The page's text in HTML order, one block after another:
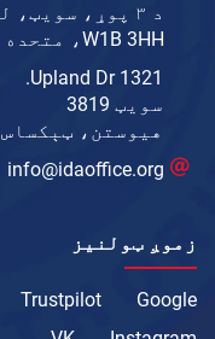
د ۳ پوړ، سویټ، لندن
W1B 3HH، متحده سلطنت
1321 Upland Dr.
سویټ 3819
هیوستن، ټېکساس 77043، متحده ایالات
info@idaoffice.org
زموږ ټولنیز
Google
Trustpilot